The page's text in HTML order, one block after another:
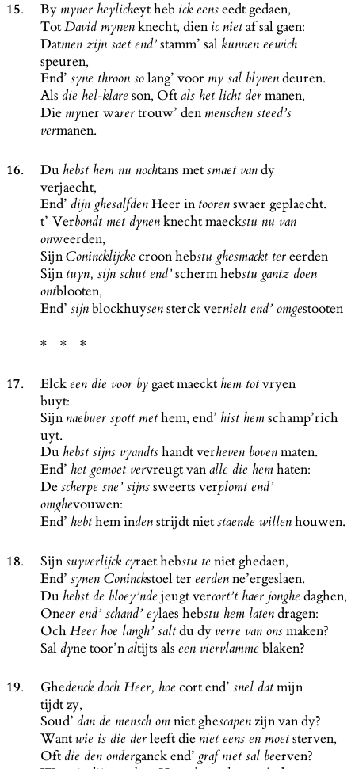
15. By myner heylicheyt heb ick eens eedt gedaen,
TotDavid mynen knecht, dien ic niet af sal gaen:
Datmen zijn saet end’ stamm’ sal kunnen eewich
speuren,
End’syne throon so lang’ voor my sal blyven deuren.
Als die hel-klare son, Oftals het licht der manen,
Die myner warer trouw’ den menschen steed’s
vermanen.
16. Du hebst hem nu nochtans metsmaet van dy
verjaecht,
End’ dijn ghesalfden Heer in tooren swaer geplaecht.
t’ Verbondt met dynen knecht maeckstu nu van
onweerden,
SijnConincklijcke croon hebstu ghesmackt ter eerden
Sijn tuyn, sijn schut end’ scherm hebstu gantz doen
ontblooten,
End’sijn blockhuysen sterck vernielt end’ omgestooten
17. Elckeen die voor by gaet maeckt hem tot vryen
buyt:
Sijn naebuer spott met hem, end’ hist hem schamp’rich
uyt.
Du hebst sijns vyandts handt verheven boven maten.
End’ het gemoet vervreugt vanalle die hem haten:
Descherpe sne’ sijns sweerts verplomt end’
omghevouwen:
End’ hebt hem inden strijdt nietstaende willen houwen.
18. Sijnsuyverlijck cyraet hebstu te niet ghedaen,
End’synen Coninckstoel tereerden ne’ergeslaen.
Du hebst de bloey’nde jeugt vercort’t haer jonghe daghen,
Oneer end’ schand’ eylaes hebstu hem laten dragen:
OchHeer hoe langh’ salt du dyverre van ons maken?
Sal dyne toor’naltijts alseen viervlamme blaken?
19. Ghedenck doch Heer, hoe cort end’snel dat mijn
tijdt zy,
Soud’ dan de mensch om niet ghescapen zijn van dy?
Wantwie is die der leeft die niet eens en moet sterven,
Oft die den onderganck end’ graf niet sal beerven?